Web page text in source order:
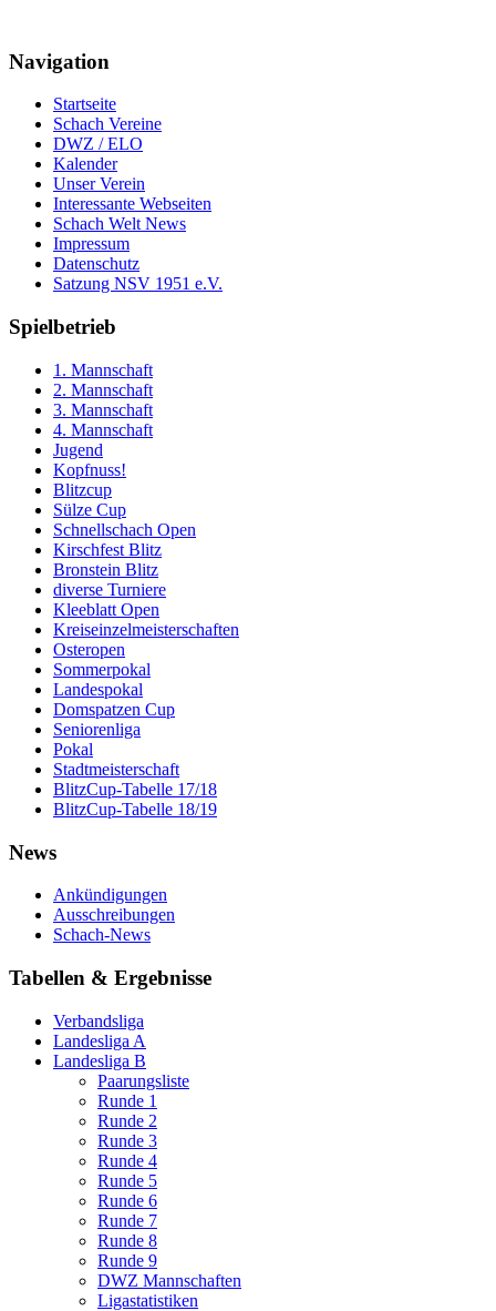
Navigation
Startseite
Schach Vereine
DWZ / ELO
Kalender
Unser Verein
Interessante Webseiten
Schach Welt News
Impressum
Datenschutz
Satzung NSV 1951 e.V.
Spielbetrieb
1. Mannschaft
2. Mannschaft
3. Mannschaft
4. Mannschaft
Jugend
Kopfnuss!
Blitzcup
Sülze Cup
Schnellschach Open
Kirschfest Blitz
Bronstein Blitz
diverse Turniere
Kleeblatt Open
Kreiseinzelmeisterschaften
Osteropen
Sommerpokal
Landespokal
Domspatzen Cup
Seniorenliga
Pokal
Stadtmeisterschaft
BlitzCup-Tabelle 17/18
BlitzCup-Tabelle 18/19
News
Ankündigungen
Ausschreibungen
Schach-News
Tabellen & Ergebnisse
Verbandsliga
Landesliga A
Landesliga B
Paarungsliste
Runde 1
Runde 2
Runde 3
Runde 4
Runde 5
Runde 6
Runde 7
Runde 8
Runde 9
DWZ Mannschaften
Ligastatistiken